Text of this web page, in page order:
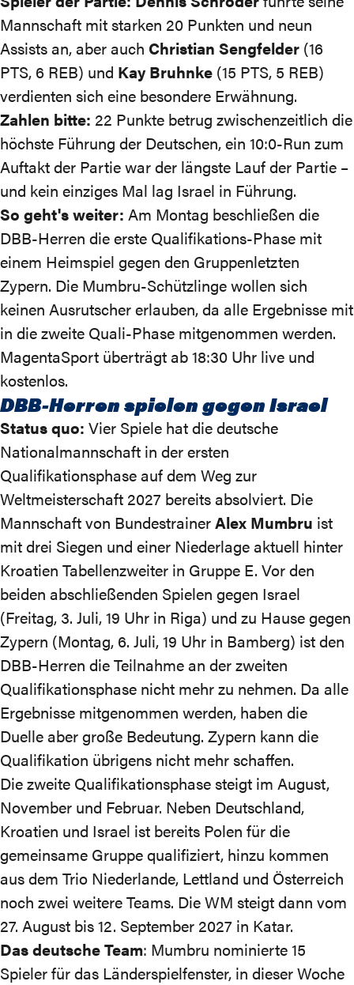
Mannschaft mit starken 20 Punkten und neun
Assists an, aber auch Christian Sengfelder (16
PTS, 6 REB) und Kay Bruhnke (15 PTS, 5 REB)
verdienten sich eine besondere Erwähnung.
Zahlen bitte: 22 Punkte betrug zwischenzeitlich die
höchste Führung der Deutschen, ein 10:0-Run zum
Auftakt der Partie war der längste Lauf der Partie –
und kein einziges Mal lag Israel in Führung.
So geht's weiter: Am Montag beschließen die
DBB-Herren die erste Qualifikations-Phase mit
einem Heimspiel gegen den Gruppenletzten
Zypern. Die Mumbru-Schützlinge wollen sich
keinen Ausrutscher erlauben, da alle Ergebnisse mit
in die zweite Quali-Phase mitgenommen werden.
MagentaSport überträgt ab 18:30 Uhr live und
kostenlos.
DBB-Herren spielen gegen Israel
Status quo: Vier Spiele hat die deutsche
Nationalmannschaft in der ersten
Qualifikationsphase auf dem Weg zur
Weltmeisterschaft 2027 bereits absolviert. Die
Mannschaft von BundestrainerAlex Mumbru ist
mit drei Siegen und einer Niederlage aktuell hinter
Kroatien Tabellenzweiter in Gruppe E. Vor den
beiden abschließenden Spielen gegen Israel
(Freitag, 3. Juli, 19 Uhr in Riga) und zu Hause gegen
Zypern (Montag, 6. Juli, 19 Uhr in Bamberg) ist den
DBB-Herren die Teilnahme an der zweiten
Qualifikationsphase nicht mehr zu nehmen. Da alle
Ergebnisse mitgenommen werden, haben die
Duelle aber große Bedeutung. Zypern kann die
Qualifikation übrigens nicht mehr schaffen.
Die zweite Qualifikationsphase steigt im August,
November und Februar. Neben Deutschland,
Kroatien und Israel ist bereits Polen für die
gemeinsame Gruppe qualifiziert, hinzu kommen
aus dem Trio Niederlande, Lettland und Österreich
noch zwei weitere Teams. Die WM steigt dann vom
27. August bis 12. September 2027 in Katar.
Das deutsche Team: Mumbru nominierte 15
Spieler für das Länderspielfenster, in dieser Woche